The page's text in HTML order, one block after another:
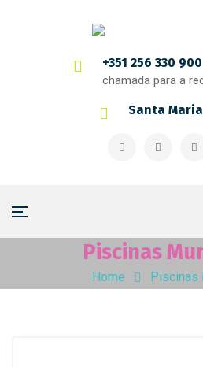
+351 256 330 900
chamada para a
Santa
Piscinas
Home Piscinas